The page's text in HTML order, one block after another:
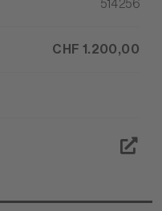
514256
CHF 1.200,00